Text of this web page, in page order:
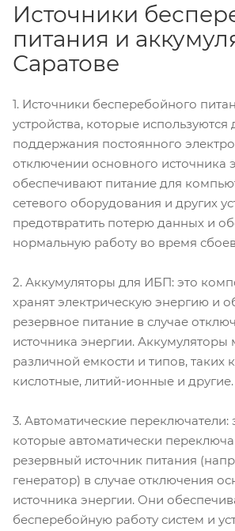
Источники
питания и
Саратове
1. Источники бесперебойного
устройства, которые используются
поддержания постоянного
отключении основного источника
обеспечивают питание для
сетевого оборудования и других
предотвратить потерю данных и
нормальную работу во время
2. Аккумуляторы для ИБП: это
хранят электрическую энергию и
резервное питание в случае
источника энергии. Аккумуляторы
различной емкости и типов, таких
кислотные, литий-ионные и другие.
3. Автоматические переключатели:
которые автоматически
резервный источник питания
генератор) в случае отключения
источника энергии. Они
бесперебойную работу систем и